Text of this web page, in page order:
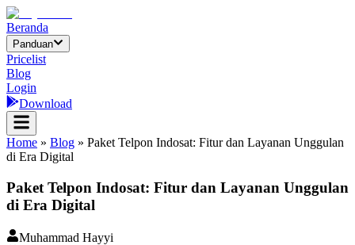
Beranda
Panduan
Pricelist
Blog
Login
Download
Home » Blog » Paket Telpon Indosat: Fitur dan Layanan Unggulan
di Era Digital
Paket Telpon Indosat: Fitur dan Layanan Unggulan
di Era Digital
Muhammad Hayyi